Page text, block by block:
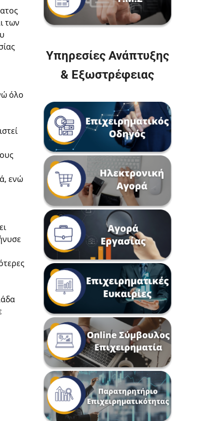
των
όλο
ενώ
Υπηρεσίες Ανάπτυξης
& Εξωστρέφειας